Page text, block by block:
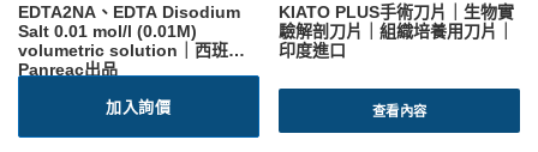
EDTA2NA、EDTA Disodium
Salt 0.01 mol/l (0.01M)
volumetric solution｜西班牙
Panreac出品
加入詢價
KIATO PLUS手術刀片｜生物實
驗解剖刀片｜組織培養用刀片｜
印度進口
查看內容